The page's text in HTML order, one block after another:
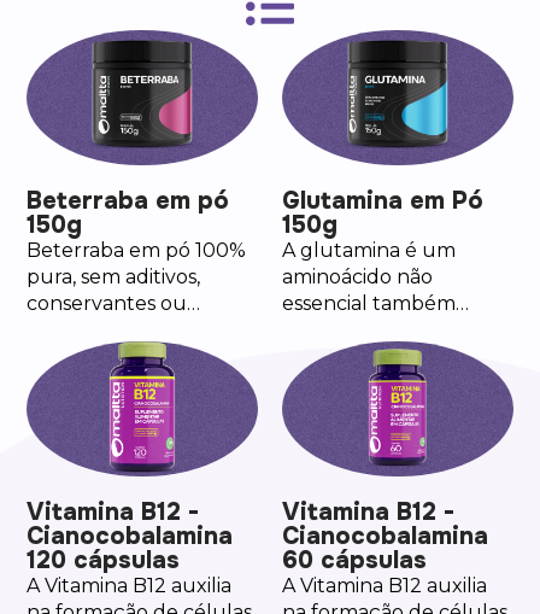
Beterraba em pó
150g
Beterraba em pó 100%
pura, sem aditivos,
conservantes ou
Uma opção natural,
respeitando as
propriedades originais
do alimento com 150
gramas por
utilizada em
preparações variadas,
adicionando sabor e cor
de forma prática ao seu
Glutamina em Pó
150g
A glutamina é um
aminoácido não
essencial também
glutamina ou
glutamine. A versão em
pó é amplamente
utilizada como
suplemento por
física e atletas.
Disponível na versão
em pó 150g e 120
cápsulas.
Vitamina B12 -
Cianocobalamina
120 cápsulas
A Vitamina B12 auxilia
Vitamina B12 -
Cianocobalamina
60 cápsulas
A Vitamina B12 auxilia